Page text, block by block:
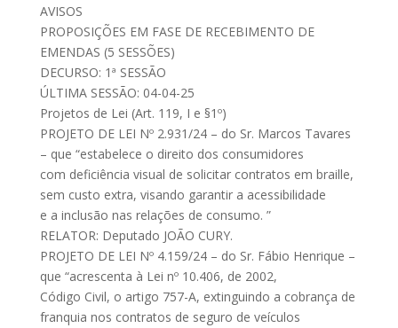
AVISOS
PROPOSIÇÕES EM FASE DE RECEBIMENTO DE
EMENDAS (5 SESSÕES)
DECURSO: 1ª SESSÃO
ÚLTIMA SESSÃO: 04-04-25
Projetos de Lei (Art. 119, I e §1º)
PROJETO DE LEI Nº 2.931/24 – do Sr. Marcos Tavares
– que “estabelece o direito dos consumidores
com deficiência visual de solicitar contratos em braille,
sem custo extra, visando garantir a acessibilidade
e a inclusão nas relações de consumo. ”
RELATOR: Deputado JOÃO CURY.
PROJETO DE LEI Nº 4.159/24 – do Sr. Fábio Henrique –
que “acrescenta à Lei nº 10.406, de 2002,
Código Civil, o artigo 757-A, extinguindo a cobrança de
franquia nos contratos de seguro de veículos